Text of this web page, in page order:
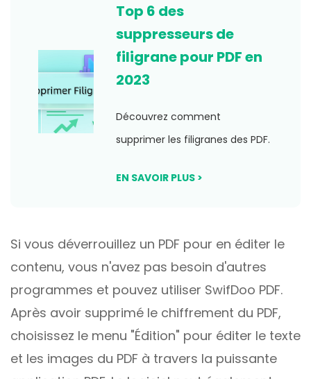
Top 6 des
suppresseurs de
filigrane pour PDF en
2023
Découvrez comment
supprimer les filigranes des PDF.
EN SAVOIR PLUS >
Si vous déverrouillez un PDF pour en éditer le
contenu, vous n'avez pas besoin d'autres
programmes et pouvez utiliser SwifDoo PDF.
Après avoir supprimé le chiffrement du PDF,
choisissez le menu "Édition" pour éditer le texte
et les images du PDF à travers la puissante